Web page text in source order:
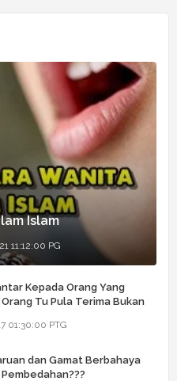
Islam
11:12:00 PG
Kepada Orang Yang
Tu Pula Terima Bukan
01:30:00 PTG
dan Gamat Berbahaya